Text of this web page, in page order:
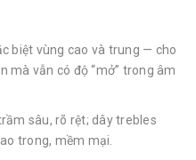
biệt vùng cao và trung — cho
mà vẫn có độ “mở” trong âm
sâu, rõ rệt; dây trebles
trong, mềm mại.